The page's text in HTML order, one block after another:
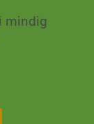
mindig